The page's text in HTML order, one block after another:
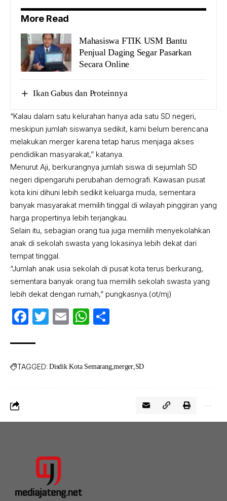
More Read
Mahasiswa FTIK USM Bantu
Penjual Daging Segar Pasarkan
Secara Online
Ikan Gabus dan Proteinnya
“Kalau dalam satu kelurahan hanya ada satu SD negeri,
meskipun jumlah siswanya sedikit, kami belum berencana
melakukan merger karena tetap harus menjaga akses
pendidikan masyarakat,” katanya.
Menurut Aji, berkurangnya jumlah siswa di sejumlah SD
negeri dipengaruhi perubahan demografi. Kawasan pusat
kota kini dihuni lebih sedikit keluarga muda, sementara
banyak masyarakat memilih tinggal di wilayah pinggiran yang
harga propertinya lebih terjangkau.
Selain itu, sebagian orang tua juga memilih menyekolahkan
anak di sekolah swasta yang lokasinya lebih dekat dari
tempat tinggal.
“Jumlah anak usia sekolah di pusat kota terus berkurang,
sementara banyak orang tua memilih sekolah swasta yang
lebih dekat dengan rumah,” pungkasnya.(ot/mj)
Facebook
Twitter
EmailWhatsApp
TAGGED: Disdik Kota Semarang merger SD